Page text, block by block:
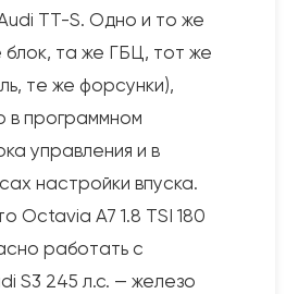
Audi TT-S. Одно и то же
блок, та же ГБЦ, тот же
те же форсунки),
в программном
управления и в
настройки впуска.
Octavia A7 1.8 TSI 180
работать с
S3 245 л.с. — железо